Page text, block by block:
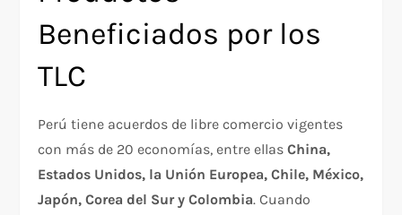
Beneficiados por los
TLC
Perú tiene acuerdos de libre comercio vigentes
con más de 20 economías, entre ellasChina,
Estados Unidos, la Unión Europea, Chile, México,
Japón, Corea del Sur y Colombia. Cuando